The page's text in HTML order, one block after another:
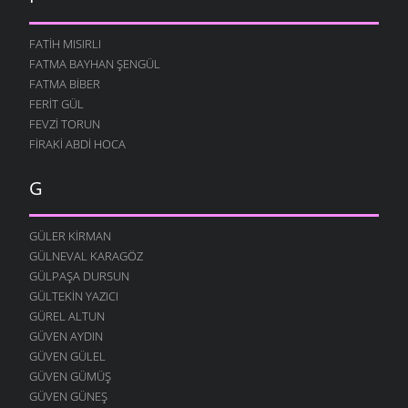
SEVDANA YAZDIM
12 NISAN 2008
KIM ÇALDI ?
9 NISAN 2008
LANET OLSUN
8 NISAN 2008
3 NISAN 2008
SEVDALAR İÇINDE
3 NISAN 2008
BU KADERSIZ
1 NISAN 2008
KURŞUNLAR BENI
27 MART 2008
GECELERI ÖZLEMIŞIM
26 MART 2008
KAPI KOLLARI
FATIH MISIRLI
FATMA BAYHAN ŞENGÜL
FATMA BIBER
FERIT GÜL
FEVZI TORUN
FIRAKI ABDI HOCA
G
GÜLER KIRMAN
GÜLNEVAL KARAGÖZ
GÜLPAŞA DURSUN
GÜLTEKIN YAZICI
GÜREL ALTUN
GÜVEN AYDIN
GÜVEN GÜLEL
GÜVEN GÜMÜŞ
GÜVEN GÜNEŞ